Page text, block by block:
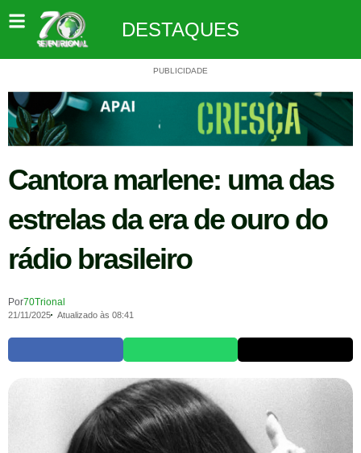
DESTAQUES
PUBLICIDADE
Cantora marlene: uma das
estrelas da era de ouro do
rádio brasileiro
Por70Trional
21/11/2025 Atualizado às 08:41